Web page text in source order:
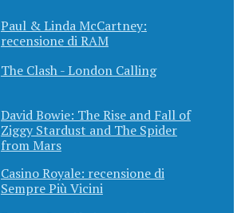
Paul & Linda McCartney:
recensione di RAM
The Clash - London Calling
David Bowie: The Rise and Fall of
Ziggy Stardust and The Spider
from Mars
Casino Royale: recensione di
Sempre Più Vicini